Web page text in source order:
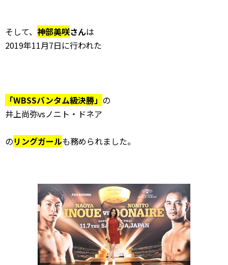
そして、 神部美咲さんは
2019年11月7日に行われた
「WBSSバンタム級決勝」 の
井上尚弥vsノニト・ドネア
のリングガールも務められました。